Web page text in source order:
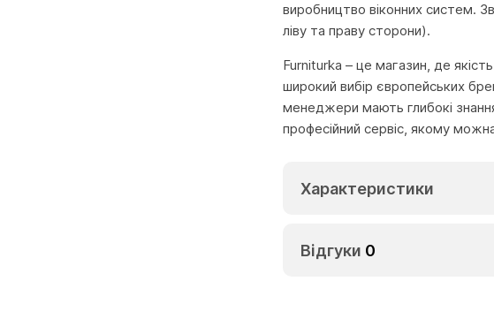
виробництво віконних систем.
ліву та праву сторони).
Furniturka – це магазин, де
широкий вибір європейських
менеджери мають глибокі
професійний сервіс, якому
Характеристики
Відгуки 0